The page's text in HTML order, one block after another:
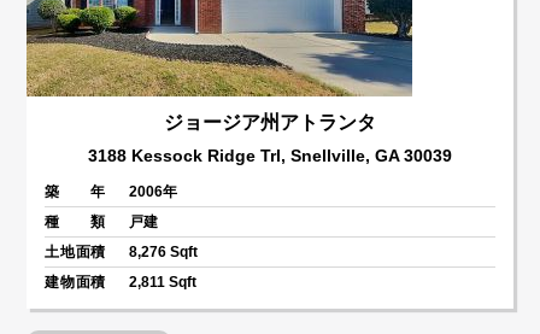
ジョージア州アトランタ
3188 Kessock Ridge Trl, Snellville, GA 30039
築 年
2006年
種 類
戸建
土地面積
8,276 Sqft
建物面積
2,811 Sqft